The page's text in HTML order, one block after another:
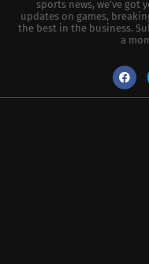
sports news, we've got
updates on games,
the best in the business.
a